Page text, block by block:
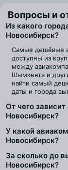
Вопросы и
Из какого
Новосибирск?
Самые дешёвые
доступны из
между
Шымкента и
найти самый
даты и города
От чего
Новосибирск?
У какой
Новосибирск?
За сколько до
Новосибирск?